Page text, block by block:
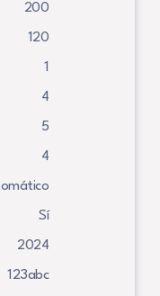
200
120
1
4
5
4
Sí
2024
123abc